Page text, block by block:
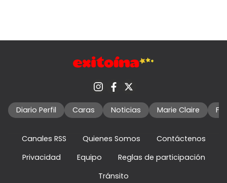
Diario Perfil Caras Noticias Marie Claire
Canales RSS Quienes Somos
Contáctenos
Privacidad
Equipo
Reglas de participación
Tránsito